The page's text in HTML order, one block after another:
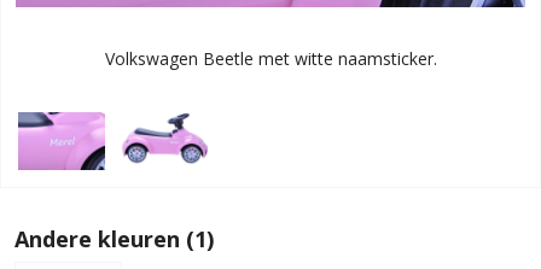
Volkswagen Beetle met witte naamsticker.
Andere kleuren (1)